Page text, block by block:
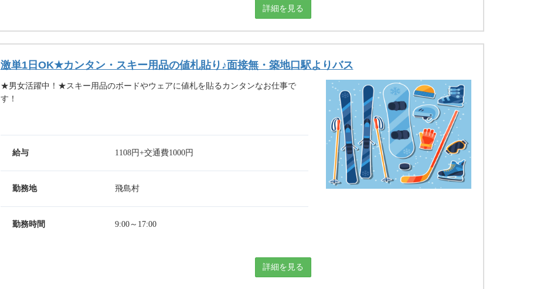
詳細を見る
激単1日OK★カンタン・スキー用品の値札貼り♪面接無・築地口駅よりバス
★男女活躍中！★スキー用品のボードやウェアに値札を貼るカンタンなお仕事で
す！
給与 1108円+交通費1000円
勤務地 飛島村
勤務時間 9:00～17:00
詳細を見る